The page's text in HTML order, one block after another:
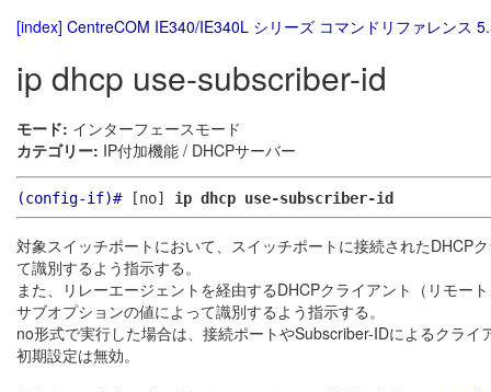
[index] CentreCOM IE340/IE340L シリーズ コマンドリファレンス
ip dhcp use-subscriber-id
モード: インターフェースモード
カテゴリー: IP付加機能 / DHCPサーバー
(config-if)#[no] ip dhcp use-subscriber-id
対象スイッチポートにおいて、スイッチポートに接続されたDHCP
て識別するよう指示する。
また、リレーエージェントを経由するDHCPクライアント（リモー
サブオプションの値によって識別するよう指示する。
no形式で実行した場合は、接続ポートやSubscriber-IDによるクライ
初期設定は無効。